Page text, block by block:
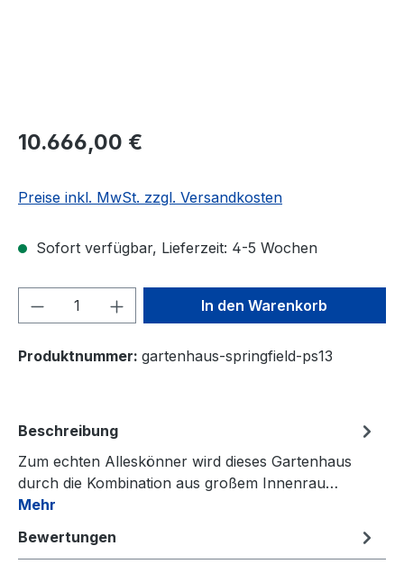
10.666,00 €
Preise inkl. MwSt. zzgl. Versandkosten
Sofort verfügbar, Lieferzeit: 4-5 Wochen
Produkt Anzahl: Gib denIn den Warenkorb
Produktnummer: gartenhaus-springfield-ps13
Beschreibung
Zum echten Alleskönner wird dieses Gartenhaus
durch die Kombination aus großem Innenrau…
Mehr
Bewertungen